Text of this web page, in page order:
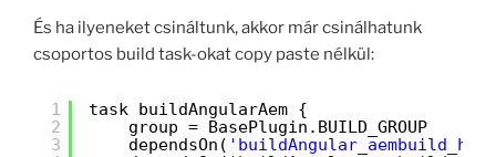
És ha ilyeneket csináltunk, akkor már csinálhatunk
csoportos build task-okat copy paste nélkül:
1
2
3
task buildAngularAem {
group = BasePlugin.BUILD_GROUP
dependsOn( 'buildAngular_aembuild_hu'